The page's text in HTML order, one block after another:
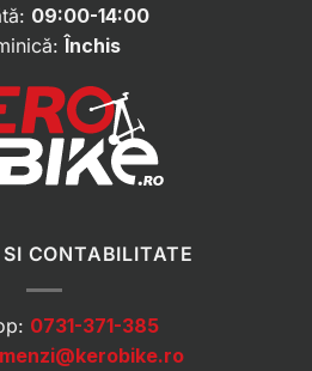
09:00-14:00
Închis
CONTABILITATE
0731-371-385